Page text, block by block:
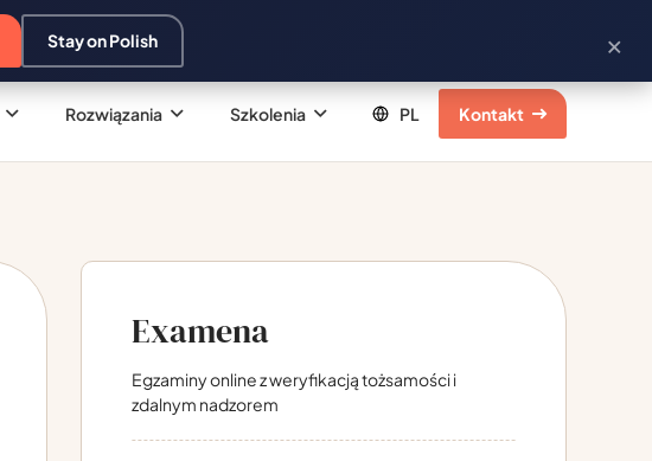
Rozwiązania Szkolenia Kontakt
Examena
Egzaminy online z weryfikacją tożsamości i
zdalnym nadzorem
Stay on Polish ×